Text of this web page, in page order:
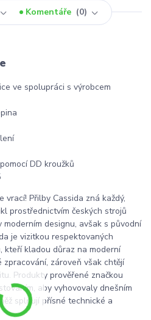
Komentáře 0
ve spolupráci s výrobcem
DD kroužků
Přilby Cassida zná každý,
prostřednictvím českých strojů
moderním designu, avšak s původní
je vizitkou respektovaných
kteří kladou důraz na moderní
zároveň však chtějí
Produkty prověřené značkou
aby vyhovovaly dnešním
splňují přísné technické a